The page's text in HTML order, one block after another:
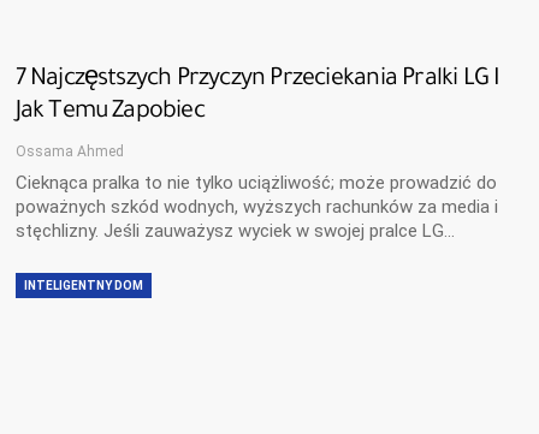
7 Najczęstszych Przyczyn Przeciekania Pralki LG I
Jak Temu Zapobiec
Ossama Ahmed
Cieknąca pralka to nie tylko uciążliwość; może prowadzić do
poważnych szkód wodnych, wyższych rachunków za media i
stęchlizny. Jeśli zauważysz wyciek w swojej pralce LG…
INTELIGENTNY DOM